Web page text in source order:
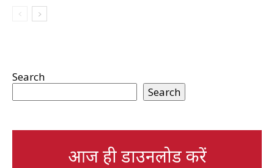
Search
Search
आज ही डाउनलोड करें